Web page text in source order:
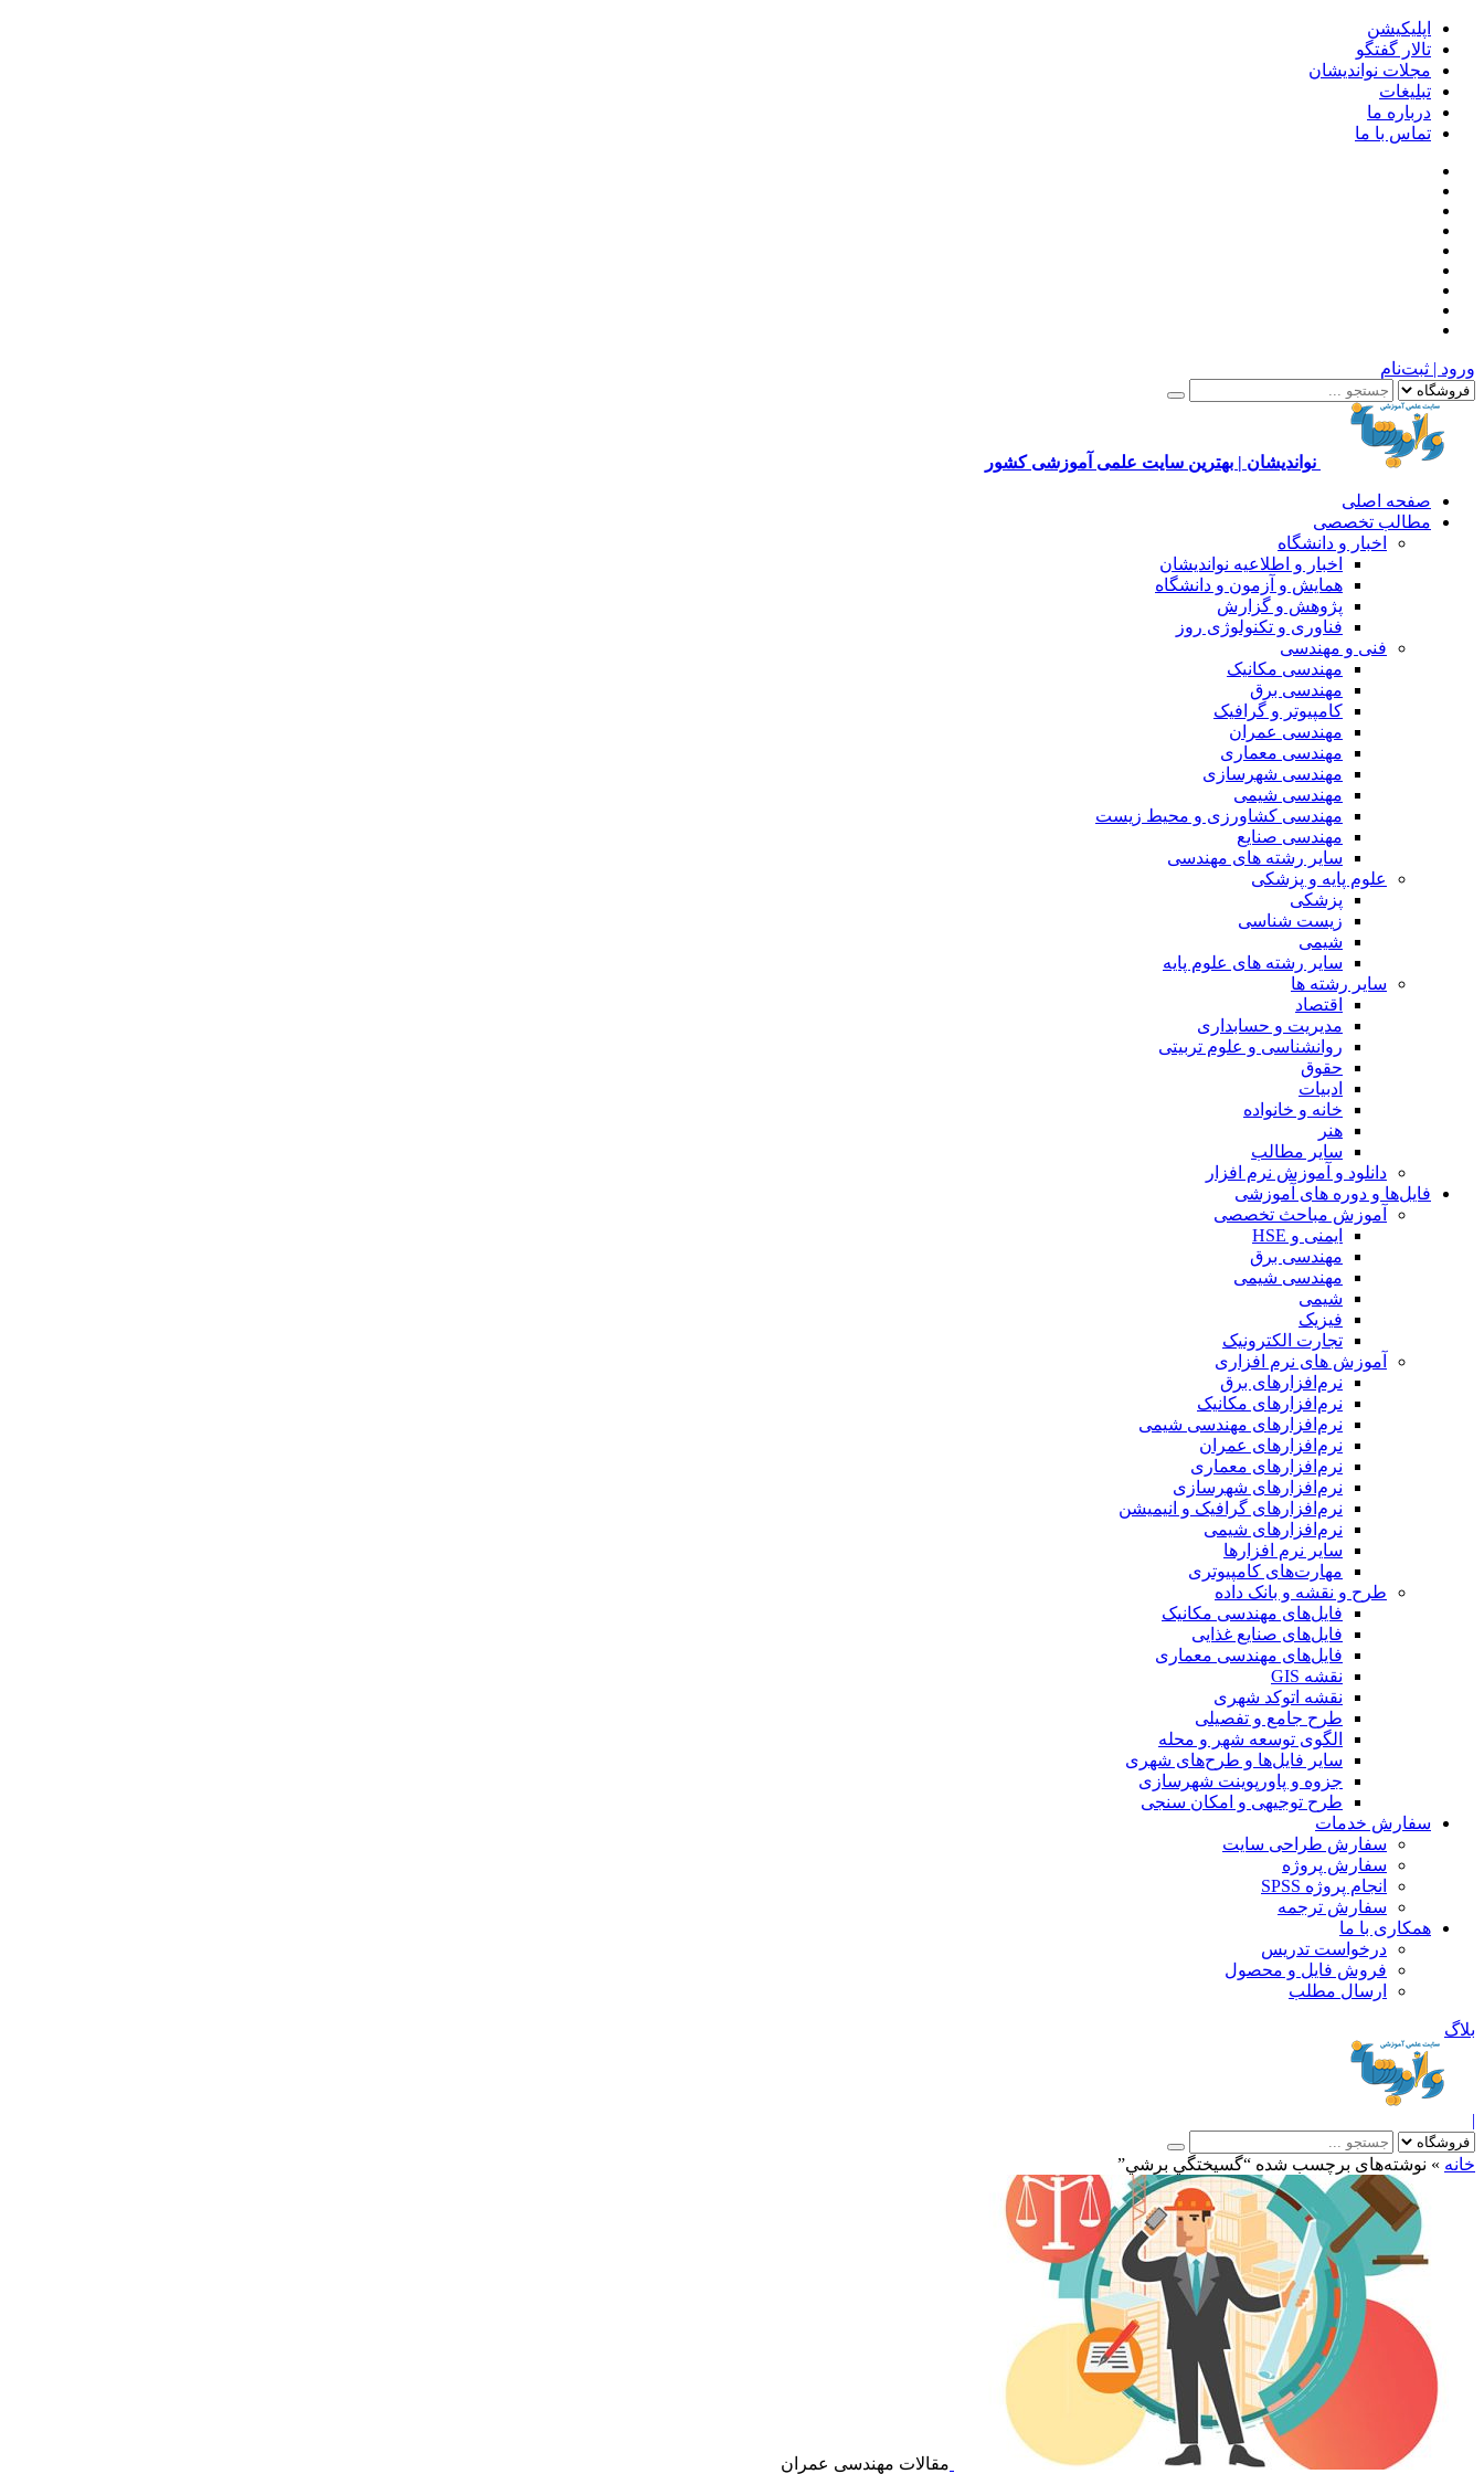
اپلیکیشن
تالار گفتگو
مجلات نواندیشان
تبلیغات
درباره ما
تماس با ما
ورود | ثبت‌نام
نواندیشان | بهترین سایت علمی آموزشی کشور
صفحه اصلی
مطالب تخصصی
اخبار و دانشگاه
اخبار و اطلاعیه نواندیشان
همایش و آزمون و دانشگاه
پژوهش و گزارش
فناوری و تکنولوژی روز
فنی و مهندسی
مهندسی مکانیک
مهندسی برق
کامپیوتر و گرافیک
مهندسی عمران
مهندسی معماری
مهندسی شهرسازی
مهندسی شیمی
مهندسی کشاورزی و محیط زیست
مهندسی صنایع
سایر رشته های مهندسی
علوم پایه و پزشکی
پزشکی
زیست شناسی
شیمی
سایر رشته های علوم پایه
سایر رشته ها
اقتصاد
مدیریت و حسابداری
روانشناسی و علوم تربیتی
حقوق
ادبیات
خانه و خانواده
هنر
سایر مطالب
دانلود و آموزش نرم افزار
فایل‌ها و دوره های آموزشی
آموزش مباحث تخصصی
ایمنی و HSE
مهندسی برق
مهندسی شیمی
شیمی
فیزیک
تجارت الکترونیک
آموزش های نرم افزاری
نرم‌افزارهای برق
نرم‌افزارهای مکانیک
نرم‌افزارهای مهندسی شیمی
نرم‌افزارهای عمران
نرم‌افزارهای معماری
نرم‌افزارهای شهرسازی
نرم‌افزارهای گرافیک و انیمیشن
نرم‌افزارهای شیمی
سایر نرم افزارها
مهارت‌های کامپیوتری
طرح و نقشه و بانک داده
فایل‌های مهندسی مکانیک
فایل‌های صنایع غذایی
فایل‌های مهندسی معماری
نقشه GIS
نقشه اتوکد شهری
طرح جامع و تفصیلی
الگوی توسعه شهر و محله
سایر فایل‌ها و طرح‌های شهری
جزوه و پاورپوینت شهرسازی
طرح توجیهی و امکان سنجی
سفارش خدمات
سفارش طراحی سایت
سفارش پروژه
انجام پروژه SPSS
سفارش ترجمه
همکاری با ما
درخواست تدریس
فروش فایل و محصول
ارسال مطلب
بلاگ
|
خانه » نوشته‌های برچسب شده “گسيختگي برشي”
مقالات مهندسی عمران